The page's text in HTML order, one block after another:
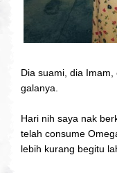
Dia suami, dia
galanya.
Hari nih saya nak
telah consume
lebih kurang begitu